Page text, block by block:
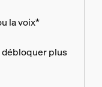
la voix*
débloquer plus